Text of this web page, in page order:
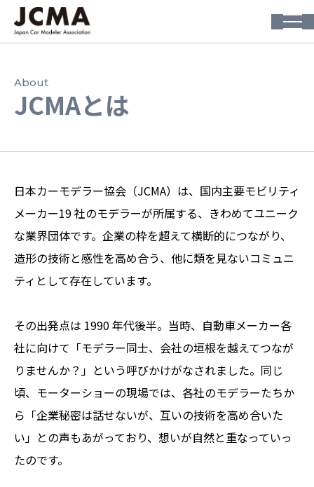
About
JCMAとは
日本カーモデラー協会（JCMA）は、国内主要モビリティ
メーカー19 社のモデラーが所属する、きわめてユニーク
な業界団体です。企業の枠を超えて横断的につながり、
造形の技術と感性を高め合う、他に類を見ないコミュニ
ティとして存在しています。
その出発点は 1990 年代後半。当時、自動車メーカー各
社に向けて「モデラー同士、会社の垣根を越えてつなが
りませんか？」という呼びかけがなされました。同じ
頃、モーターショーの現場では、各社のモデラーたちか
ら「企業秘密は話せないが、互いの技術を高め合いた
い」との声もあがっており、想いが自然と重なっていっ
たのです。